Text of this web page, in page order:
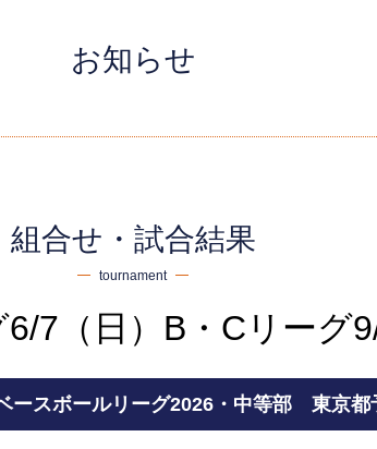
お知らせ
組合せ・試合結果
tournament
7（日）B・Cリーグ
ースボールリーグ2026・中等部 東京都